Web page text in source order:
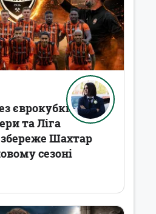
єврокубків,
та Ліга
Шахтар
сезоні